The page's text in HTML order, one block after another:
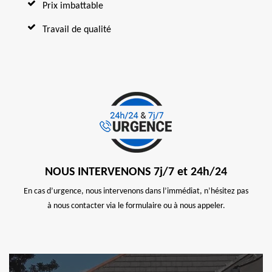
Prix imbattable
Travail de qualité
NOUS INTERVENONS 7j/7 et 24h/24
En cas d’urgence, nous intervenons dans l’immédiat, n’hésitez pas
à nous contacter via le formulaire ou à nous appeler.